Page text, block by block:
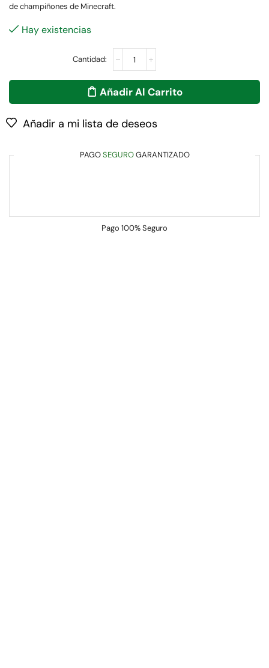
de champiñones de Minecraft.
Hay existencias
Añadir Al Carrito
Añadir a mi lista de deseos
PAGOSEGUROGARANTIZADO
Pago 100% Seguro